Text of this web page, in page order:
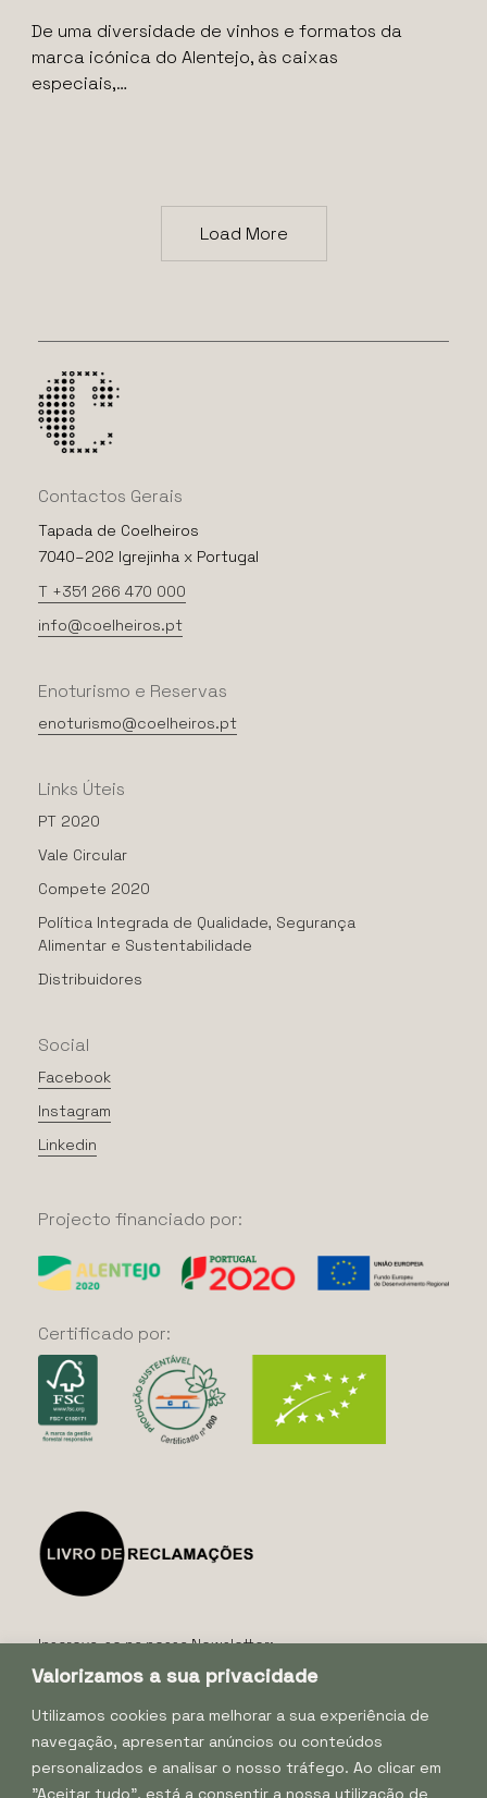
Valorizamos a sua privacidade
Utilizamos cookies para melhorar a sua experiência de
navegação, apresentar anúncios ou conteúdos
personalizados e analisar o nosso tráfego. Ao clicar em
"Aceitar tudo", está a consentir a nossa utilização de
De uma diversidade de vinhos e formatos da
marca icónica do Alentejo, às caixas
especiais,…
Load More
Contactos Gerais
Tapada de Coelheiros
7040–202 Igrejinha x Portugal
T +351 266 470 000
info@coelheiros.pt
Enoturismo e Reservas
enoturismo@coelheiros.pt
Links Úteis
PT 2020
Vale Circular
Compete 2020
Política Integrada de Qualidade, Segurança
Alimentar e Sustentabilidade
Distribuidores
Social
Facebook
Instagram
Linkedin
Projecto financiado por:
Certificado por:
Inscreva-se na nossa Newsletter: